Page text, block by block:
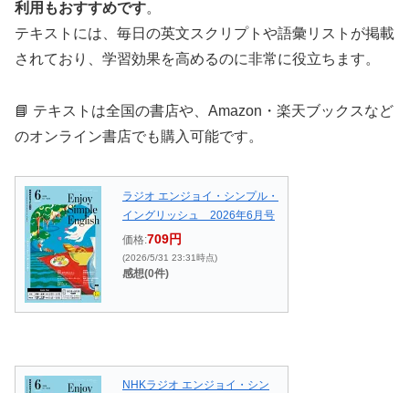
利用もおすすめです。
テキストには、毎日の英文スクリプトや語彙リストが掲載
されており、学習効果を高めるのに非常に役立ちます。
📘 テキストは全国の書店や、Amazon・楽天ブックスなど
のオンライン書店でも購入可能です。
ラジオ エンジョイ・シンプル・
イングリッシュ 2026年6月号
価格:709円
(2026/5/31 23:31時点)
感想(0件)
NHKラジオ エンジョイ・シン